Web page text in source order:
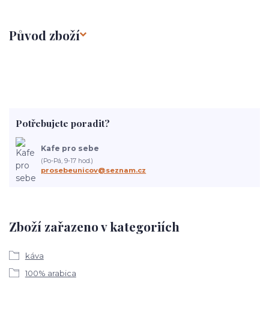
Původ zboží
Zboží zařazeno v kategoriích
káva
100% arabica
Potřebujete poradit?
Kafe pro sebe
(Po-Pá, 9-17 hod.)
prosebeunicov@seznam.cz